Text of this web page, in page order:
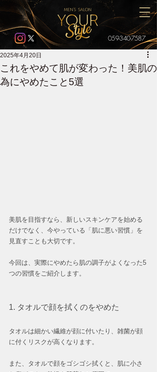
059-340-7587
これをやめて肌が変わった！美肌の
為にやめたこと5選
2025年4月20日
美肌を目指すなら、新しいスキンケアを始める
だけでなく、今やっている「肌に悪い習慣」を
見直すことも大切です。
今回は、実際にやめたら肌の調子がよくなった5
つの習慣をご紹介します。
1. タオルで顔を拭くのをやめた
タオルは細かい繊維が顔に付いたり、雑菌が顔
に付くリスクが高くなります。
また、タオルで顔をゴシゴシ拭くと、肌に小さ